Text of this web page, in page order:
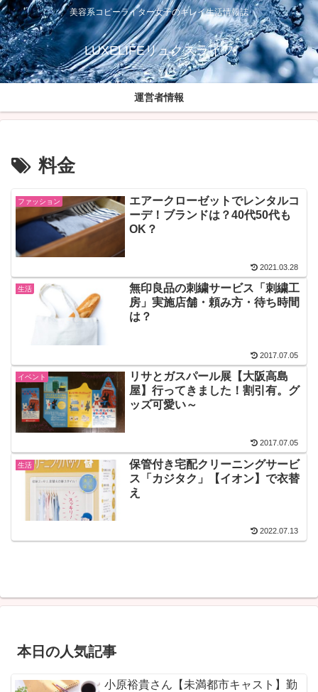
美容系コピーライター女子のキレイ生活情報誌
LUXELIFEリュクスライフ
運営者情報
料金
ファッション
エアークローゼットでレンタルコ
ーデ！ブランドは？40代50代も
OK？
2021.03.28
生活
無印良品の刺繍サービス「刺繍工
房」実施店舗・頼み方・待ち時間
は？
2017.07.05
イベント
リサとガスパール展【大阪高島
屋】行ってきました！割引有。グ
ッズ可愛い～
2017.07.05
生活
保管付き宅配クリーニングサービ
ス「カジタク」【イオン】で衣替
え
2022.07.13
本日の人気記事
小原裕貴さん【未満都市キャスト】勤